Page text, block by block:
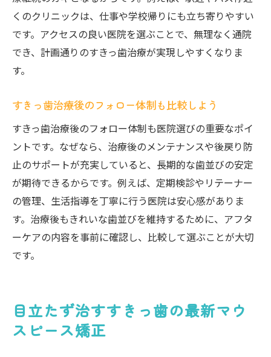
くのクリニックは、仕事や学校帰りにも立ち寄りやすい
です。アクセスの良い医院を選ぶことで、無理なく通院
でき、計画通りのすきっ歯治療が実現しやすくなりま
す。
すきっ歯治療後のフォロー体制も比較しよう
すきっ歯治療後のフォロー体制も医院選びの重要なポイ
ントです。なぜなら、治療後のメンテナンスや後戻り防
止のサポートが充実していると、長期的な歯並びの安定
が期待できるからです。例えば、定期検診やリテーナー
の管理、生活指導を丁寧に行う医院は安心感がありま
す。治療後もきれいな歯並びを維持するために、アフタ
ーケアの内容を事前に確認し、比較して選ぶことが大切
です。
目立たず治すすきっ歯の最新マウ
スピース矯正